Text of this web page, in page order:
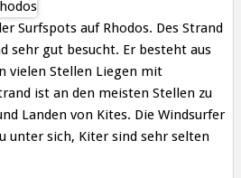
Surfspots auf Rhodos. Des Strand
sehr gut besucht. Er besteht aus
vielen Stellen Liegen mit
ist an den meisten Stellen zu
Landen von Kites. Die Windsurfer
unter sich, Kiter sind sehr selten